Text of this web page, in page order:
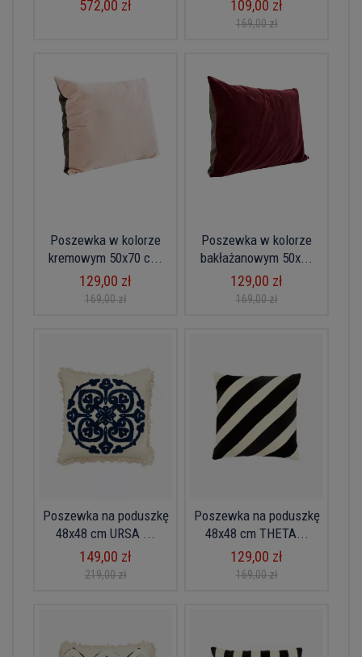
572,00 zł 109,00 zł
169,00 zł
Poszewka w kolorze
kremowym 50x70 c...
129,00 zł
169,00 zł
Poszewka w kolorze
bakłażanowym 50x...
129,00 zł
169,00 zł
Poszewka na poduszkę
48x48 cm URSA ...
149,00 zł
219,00 zł
Poszewka na poduszkę
48x48 cm THETA...
129,00 zł
169,00 zł